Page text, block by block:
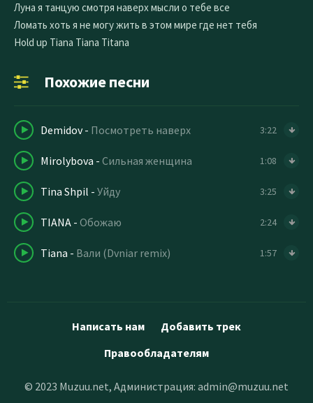
Луна я танцую смотря наверх мысли о тебе все
Ломать хоть я не могу жить в этом мире где нет тебя
Hold up Tiana Tiana Titana
Похожие песни
Demidov- Посмотреть наверх 3:22
Mirolybova - Сильная женщина 1:08
Tina Shpil - Уйду 3:25
TIANA - Обожаю 2:24
Tiana - Вали (Dvniar remix) 1:57
Написать нам
Добавить трек
Правообладателям
© 2023 Muzuu.net, Администрация: admin@muzuu.net